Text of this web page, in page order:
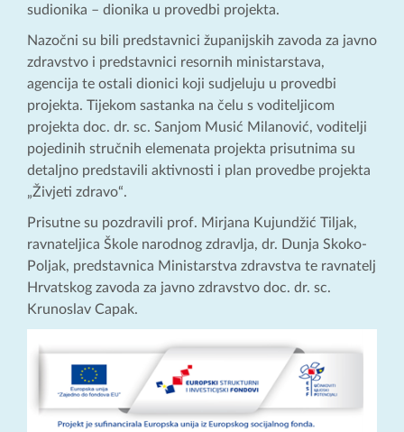
sudionika – dionika u provedbi projekta.
Nazočni su bili predstavnici županijskih zavoda za javno
zdravstvo i predstavnici resornih ministarstava,
agencija te ostali dionici koji sudjeluju u provedbi
projekta. Tijekom sastanka na čelu s voditeljicom
projekta doc. dr. sc. Sanjom Musić Milanović, voditelji
pojedinih stručnih elemenata projekta prisutnima su
detaljno predstavili aktivnosti i plan provedbe projekta
„Živjeti zdravo“.
Prisutne su pozdravili prof. Mirjana Kujundžić Tiljak,
ravnateljica Škole narodnog zdravlja, dr. Dunja Skoko-
Poljak, predstavnica Ministarstva zdravstva te ravnatelj
Hrvatskog zavoda za javno zdravstvo doc. dr. sc.
Krunoslav Capak.